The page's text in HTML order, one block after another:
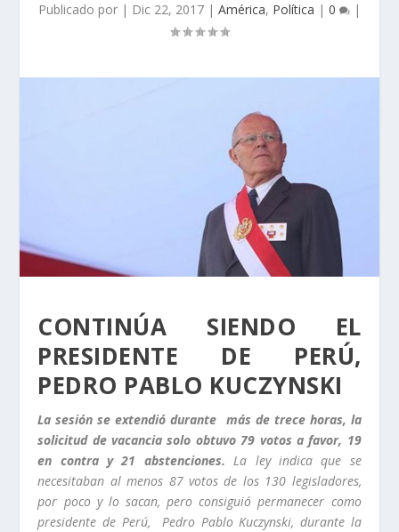
Publicado por | Dic 22, 2017 | América, Política | 0 |
CONTINÚA SIENDO EL
PRESIDENTE DE PERÚ,
PEDRO PABLO KUCZYNSKI
La sesión se extendió durante más de trece horas, la
solicitud de vacancia solo obtuvo 79 votos a favor, 19
en contra y 21 abstenciones.La ley indica que se
necesitaban al menos 87 votos de los 130 legisladores,
por poco y lo sacan, pero consiguió permanecer como
presidente de Perú, Pedro Pablo Kuczynski, durante la